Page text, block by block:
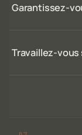
Garantissez-
Travaillez-vous